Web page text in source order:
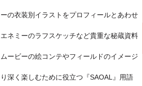
の衣装別イラストをプロフィールとあわせ
ネミーのラフスケッチなど貴重な秘蔵資料
ービーの絵コンテやフィールドのイメージ
深く楽しむために役立つ『SAOAL』用語